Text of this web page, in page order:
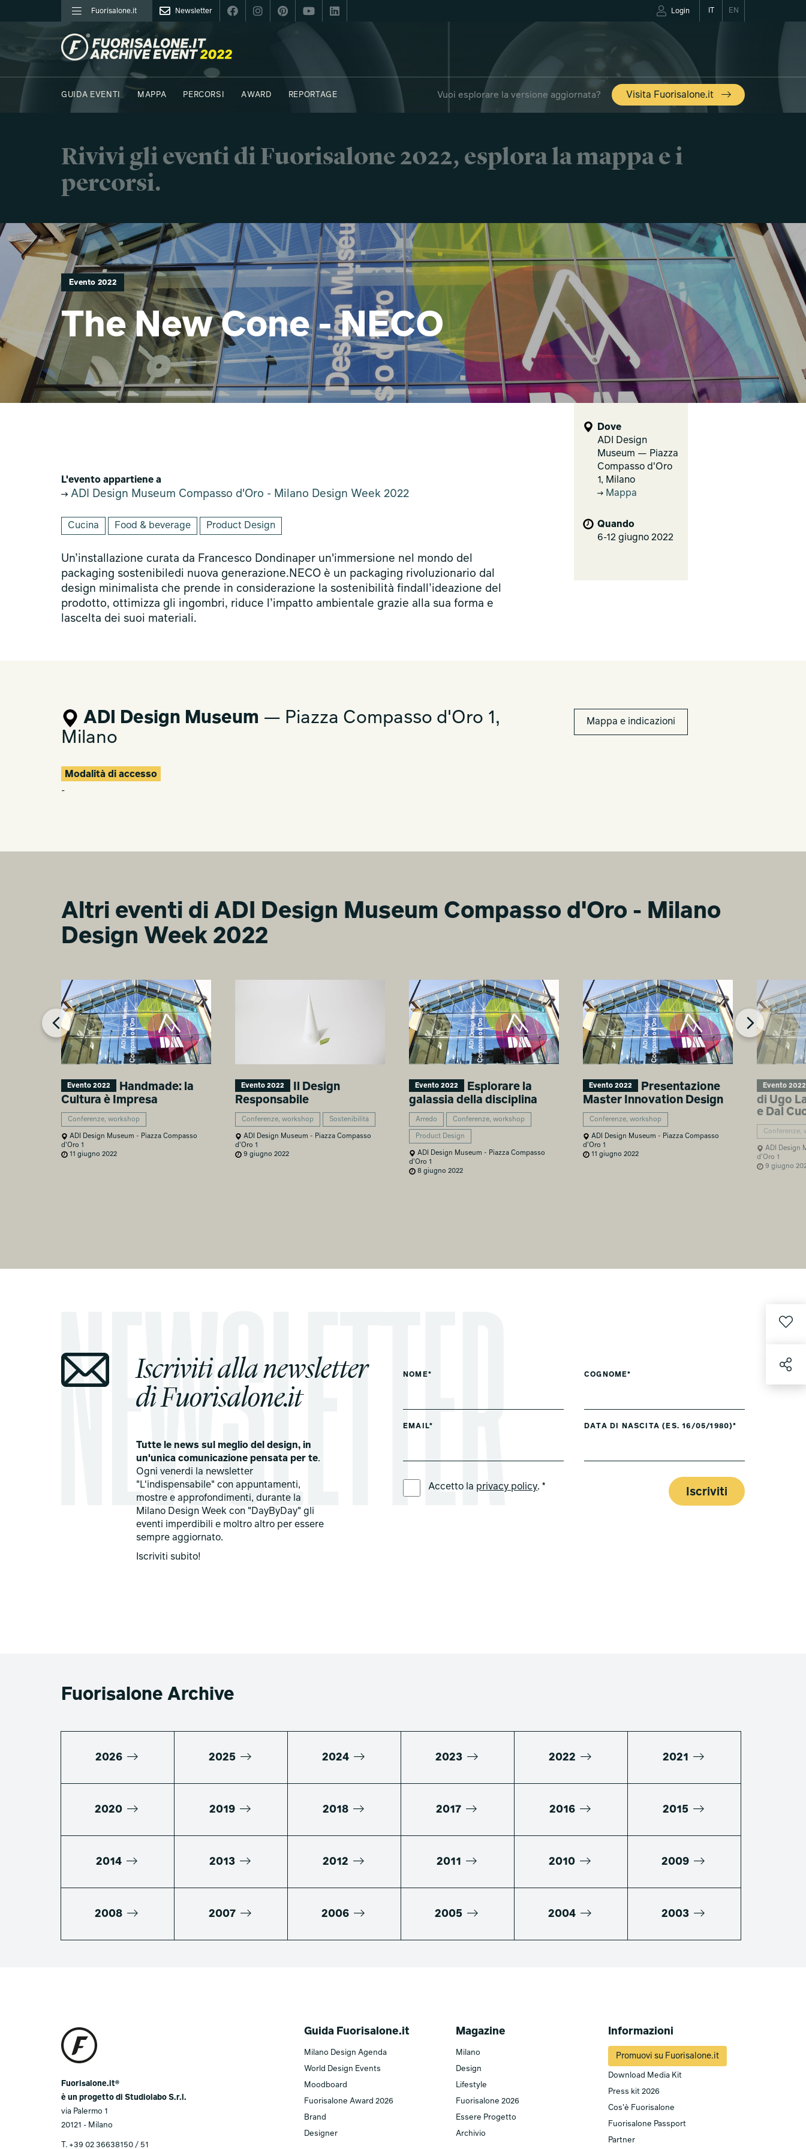
Fuorisalone.it Newsletter EN
Login
FUORISALONE.IT
GUIDA EVENTI
MAPPA PERCORSI AWARD REPORTAGE Vuoi esplorare la versione aggiornata? Visita Fuorisalone.it
Rivivi gli eventi di Fuorisalone 2022, esplora la mappa e i
percorsi.
Evento 2022
The New Cone - NECO
L'evento appartiene a
ADI Design Museum Compasso d'Oro - Milano Design Week 2022
Cucina Food & beverage Product Design
Un’installazione curata da Francesco Dondinaper un'immersione nel mondo del
packaging sostenibiledi nuova generazione.NECO è un packaging rivoluzionario dal
design minimalista che prende in considerazione la sostenibilità findall’ideazione del
prodotto, ottimizza gli ingombri, riduce l’impatto ambientale grazie alla sua forma e
lascelta dei suoi materiali.
Dove
ADI Design
Museum — Piazza
Compasso d'Oro
1, Milano
Mappa
Quando
6-12 giugno 2022
ADI Design Museum — Piazza Compasso d'Oro 1,
Milano
Modalità di accesso
-
Mappa e indicazioni
Altri eventi di ADI Design Museum Compasso d'Oro - Milano
Design Week 2022
Evento 2022
Handmade: la
Cultura è Impresa
Conferenze, workshop
ADI Design Museum - Piazza Compasso
d'Oro 1
11 giugno 2022
Evento 2022
Il Design
Responsabile
Conferenze, workshop Sostenibilità
ADI Design Museum - Piazza Compasso
d'Oro 1
9 giugno 2022
Evento 2022
Esplorare la
galassia della disciplina
Arredo Conferenze, workshop
Product Design
ADI Design Museum - Piazza Compasso
d'Oro 1
8 giugno 2022
Evento 2022
Presentazione
Master Innovation Design
Conferenze, workshop
ADI Design Museum - Piazza Compasso
d'Oro 1
11 giugno 2022
Evento 2022
di Ugo
e Dal
Conferenze,
ADI Design
d'Oro 1
9 giugno
Iscriviti alla newsletter
di Fuorisalone.it
Tutte le news sul meglio del design, in
un'unica comunicazione pensata per te.
Ogni venerdi la newsletter
"L'indispensabile" con appuntamenti,
mostre e approfondimenti, durante la
Milano Design Week con "DayByDay" gli
eventi imperdibili e moltro altro per essere
sempre aggiornato.
Iscriviti subito!
NOME* COGNOME*
EMAIL* DATA DI NASCITA (ES. 16/05/1980)*
Accetto la privacy policy. * Iscriviti
Fuorisalone Archive
2026 2025 2024 2023 2022 2021
2020 2019 2018 2017 2016 2015
2014 2013 2012 2011 2010 2009
2008 2007 2006 2005 2004 2003
Fuorisalone.it®
è un progetto di Studiolabo S.r.l.
via Palermo 1
20121 - Milano
T. +39 02 36638150 / 51
Guida Fuorisalone.it
Milano Design Agenda
World Design Events
Moodboard
Fuorisalone Award 2026
Brand
Designer
Magazine
Milano
Design
Lifestyle
Fuorisalone 2026
Essere Progetto
Archivio
Informazioni
Promuovi su Fuorisalone.it
Download Media Kit
Press kit 2026
Cos'è Fuorisalone
Fuorisalone Passport
Partner